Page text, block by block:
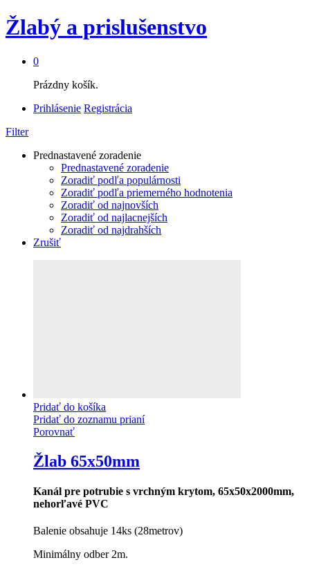
Žlabý a prislušenstvo
0
Prázdny košík.
Prihlásenie Registrácia
Filter
Prednastavené zoradenie
Prednastavené zoradenie
Zoradiť podľa populárnosti
Zoradiť podľa priemerného hodnotenia
Zoradiť od najnovších
Zoradiť od najlacnejších
Zoradiť od najdrahších
Zrušiť
Pridať do košíka
Pridať do zoznamu prianí
Porovnať
Žlab 65x50mm
Kanál pre potrubie s vrchným krytom, 65x50x2000mm,
nehorľavé PVC
Balenie obsahuje 14ks (28metrov)
Minimálny odber 2m.